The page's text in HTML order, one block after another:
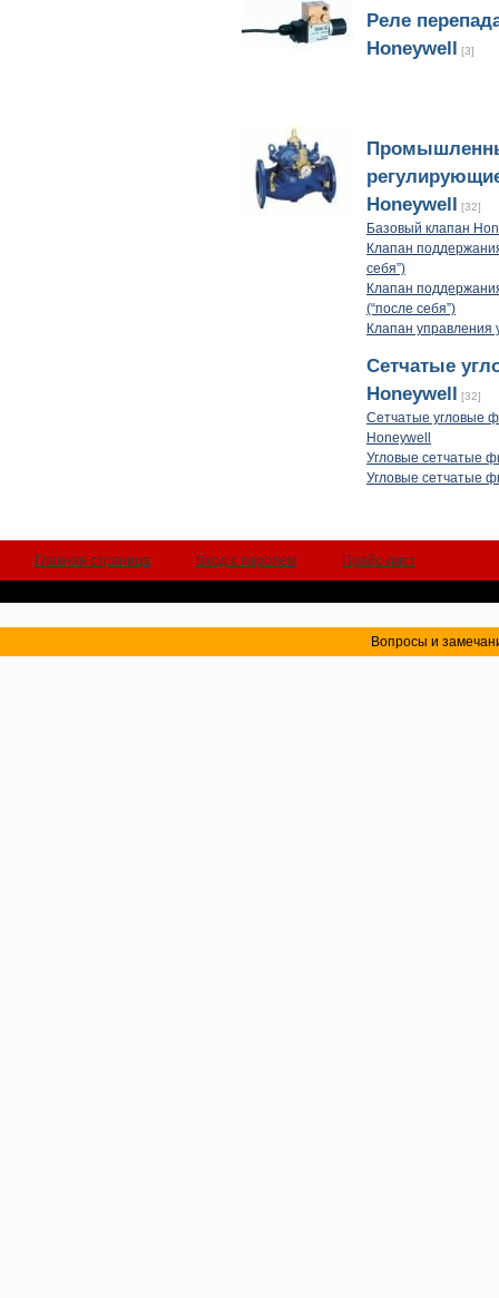
Реле
Honeywell
[3]
Honeywell
[32]
Базовый клапан
Клапан
себя”)
Клапан
(“после себя”)
Клапан управления
Сетчатые
Honeywell
[32]
Сетчатые угловые
Honeywell
Угловые сетчатые
Угловые сетчатые
Главная страница Вход с паролем Прайс-лист
Вопросы и